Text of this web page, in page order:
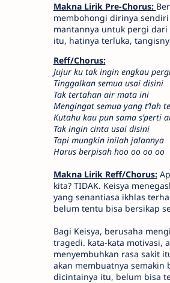
Makna Lirik Pre-Chorus:
membohongi dirinya
mantannya untuk pergi dari
itu, hatinya terluka,
Reff/Chorus:
Jujur ku tak ingin engkau
Tinggalkan semua usai disini
Tak tertahan air mata ini
Mengingat semua yang t’lah
Kutahu kau pun sama s’perti
Tak ingin cinta usai disini
Tapi mungkin inilah jalannya
Harus berpisah hoo oo oo oo
Makna Lirik Reff/Chorus:
kita? TIDAK. Keisya
yang senantiasa ikhlas
belum tentu bisa bersikap
Bagi Keisya, berusaha
tragedi. kata-kata motivasi,
menyembuhkan rasa sakit
akan membuatnya semakin
dicintainya itu, belum bisa